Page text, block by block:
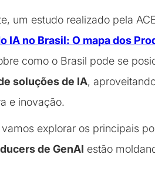
um estudo realizado pela
IA no Brasil: O mapa dos
como o Brasil pode se
soluções de IA,
e inovação.
explorar os principais
de GenAI estão